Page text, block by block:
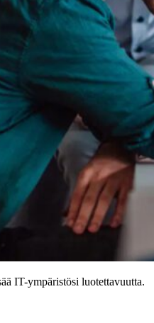
IT-ympäristösi luotettavuutta.